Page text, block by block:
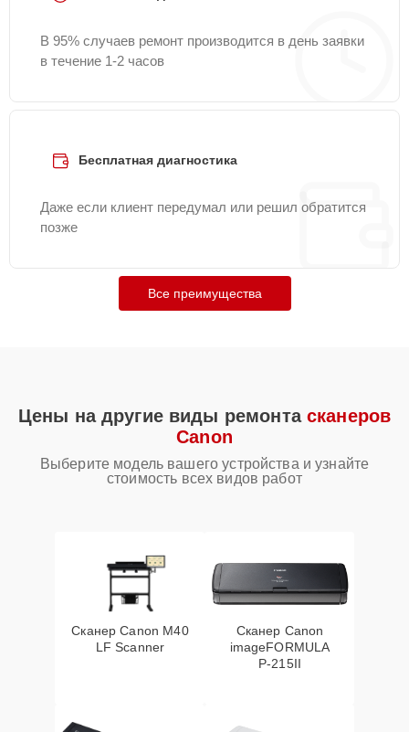
В 95% случаев ремонт производится в день заявки
в течение 1-2 часов
Бесплатная диагностика
Даже если клиент передумал или решил обратится
позже
Все преимущества
Цены на другие виды ремонта сканеров
Canon
Выберите модель вашего устройства и узнайте
стоимость всех видов работ
Сканер Canon M40
LF Scanner
Сканер Canon
imageFORMULA
P‑215II